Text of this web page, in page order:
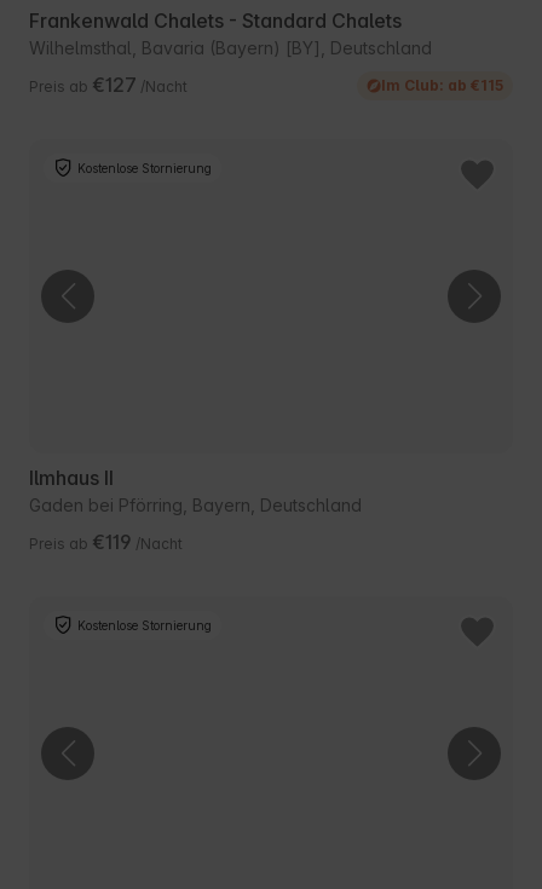
Frankenwald Chalets - Standard Chalets
Wilhelmsthal, Bavaria (Bayern) [BY], Deutschland
Preis ab €127 /Nacht Im Club: ab €115
Kostenlose Stornierung
Ilmhaus II
Gaden bei Pförring, Bayern, Deutschland
Preis ab €119 /Nacht
Kostenlose Stornierung